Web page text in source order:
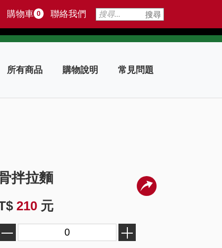
購物車 0 聯絡我們 搜尋
所有商品 購物說明 常見問題
拌拉麵
210 元